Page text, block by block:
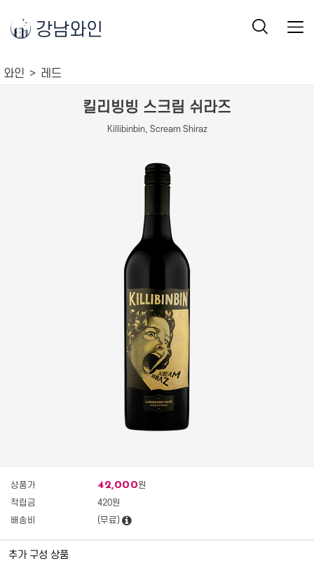
강남와인
와인 레드
킬리빙빙 스크림 쉬라즈
Killibinbin, Scream Shiraz
상품가 42,000원
적립금
420원
배송비
(무료)
추가 구성 상품